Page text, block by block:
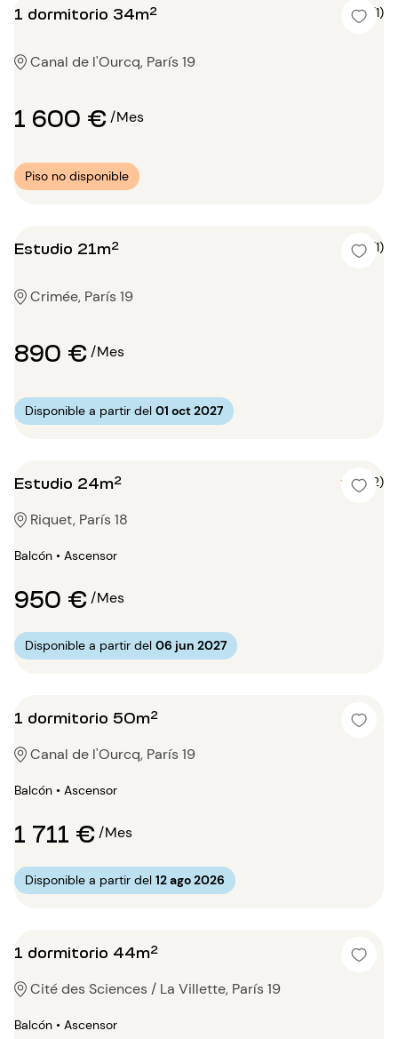
1 dormitorio 34m² 4 (1)
Canal de l'Ourcq, París 19
1 600 €/Mes
Piso no disponible
Estudio 21m² 5 (1)
Crimée, París 19
890 €/Mes
Disponible a partir del 01 oct 2027
Estudio 24m² 5 (2)
Riquet, París 18
Balcón • Ascensor
950 €/Mes
Disponible a partir del 06 jun 2027
1 dormitorio 50m²
Canal de l'Ourcq, París 19
Balcón • Ascensor
1 711 €/Mes
Disponible a partir del 12 ago 2026
1 dormitorio 44m²
Cité des Sciences / La Villette, París 19
Balcón • Ascensor